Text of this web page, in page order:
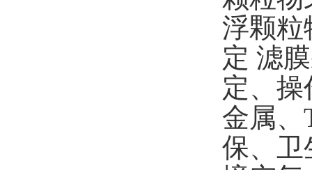
浮颗粒
定 滤
定、
金属、
保、卫